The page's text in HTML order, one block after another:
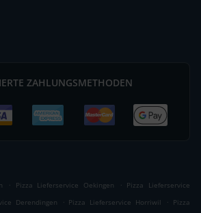
ZAHLUNGSMETHODEN
. Pizza Lieferservice Oekingen . Pizza Lieferservice
Derendingen . Pizza Lieferservice Horriwil . Pizza